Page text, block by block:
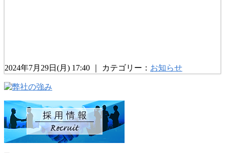
2024年7月29日(月) 17:40 ｜ カテゴリー： お知らせ